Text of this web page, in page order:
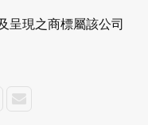
呈現之商標屬該公司